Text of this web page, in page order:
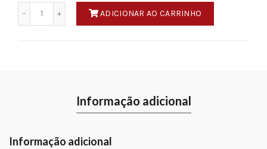
Quantidade
ADICIONAR AO CARRINHO
Informação adicional
Informação adicional